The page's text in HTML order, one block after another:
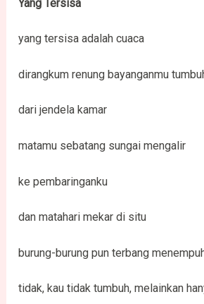
Yang Tersisa
yang tersisa adalah cuaca
dirangkum renung bayanganmu
dari jendela kamar
matamu sebatang sungai mengalir
ke pembaringanku
dan matahari mekar di situ
burung-burung pun terbang
tidak, kau tidak tumbuh, melainkan